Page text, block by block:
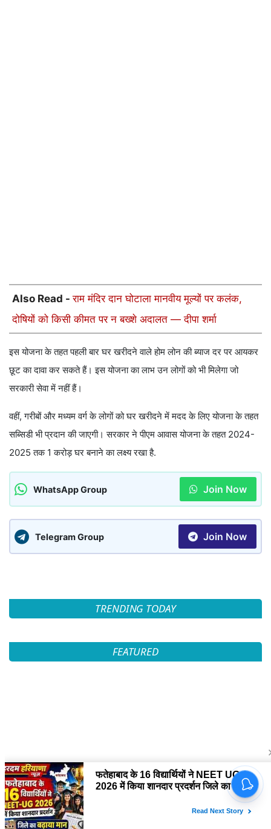
Also Read -राम मंदिर दान घोटाला मानवीय मूल्यों पर कलंक,
दोषियों को किसी कीमत पर न बख्शे अदालत — दीपा शर्मा
इस योजना के तहत पहली बार घर खरीदने वाले होम लोन की ब्याज दर पर आयकर
छूट का दावा कर सकते हैं। इस योजना का लाभ उन लोगों को भी मिलेगा जो
सरकारी सेवा में नहीं हैं।
वहीं, गरीबों और मध्यम वर्ग के लोगों को घर खरीदने में मदद के लिए योजना के तहत
सब्सिडी भी प्रदान की जाएगी। सरकार ने पीएम आवास योजना के तहत 2024-
2025 तक 1 करोड़ घर बनाने का लक्ष्य रखा है.
WhatsApp Group Join Now
Telegram Group Join Now
TRENDING TODAY
FEATURED